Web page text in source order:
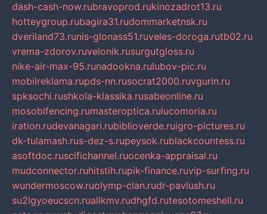
dash-cash-now.rubravoprod.rukinozadrot13.ru
hotteygroup.rubagira31.rudommarketnsk.ru
dveriland73.runis-glonass51.ruveles-doroga.rutb02.ru
vrema-zdorov.ruvelonik.rusurgutgloss.ru
nike-air-max-95.runadookna.rulubov-pic.ru
mobilreklama.rupds-nn.rusocrat2000.ruvgurin.ru
spksochi.rushkola-klassika.rusabeonline.ru
mosoblfencing.rumasteroptica.rulucomoria.ru
iration.rudevanagari.rubiblioverde.ruigro-pictures.ru
dk-tulamash.rus-dez-s.rupeysok.rublackcountess.ru
asoftdoc.ruscifichannel.ruocenka-appraisal.ru
mudconnector.ruhitstih.rupik-finance.ruvip-surfing.ru
wundermoscow.ruolymp-clan.rudr-pavlush.ru
su2lgyoeucscn.ruallkmv.rudhgfd.rutesotomeshell.ru